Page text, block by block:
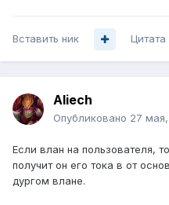
Вставить ник Цитата
Aliech
Опубликовано 27
Если влан на пользователя,
получит он его тока в от
дургом влане.